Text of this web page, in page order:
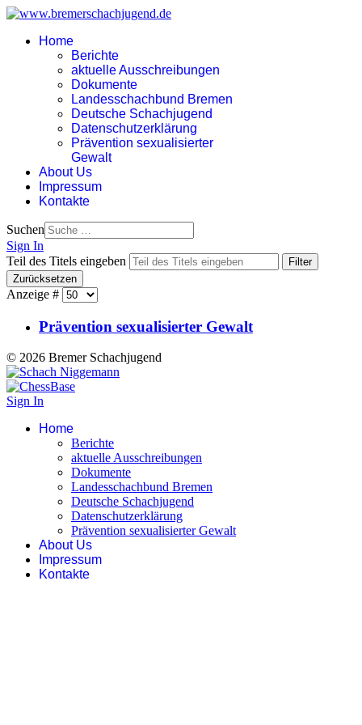
Home
Berichte
aktuelle Ausschreibungen
Dokumente
Landesschachbund Bremen
Deutsche Schachjugend
Datenschutzerklärung
Prävention sexualisierter
Gewalt
About Us
Impressum
Kontakte
Suchen
Sign In
Teil des Titels eingeben
Filter
Zurücksetzen
Anzeige #
Prävention sexualisierter Gewalt
© 2026 Bremer Schachjugend
Sign In
Home
Berichte
aktuelle Ausschreibungen
Dokumente
Landesschachbund Bremen
Deutsche Schachjugend
Datenschutzerklärung
Prävention sexualisierter Gewalt
About Us
Impressum
Kontakte